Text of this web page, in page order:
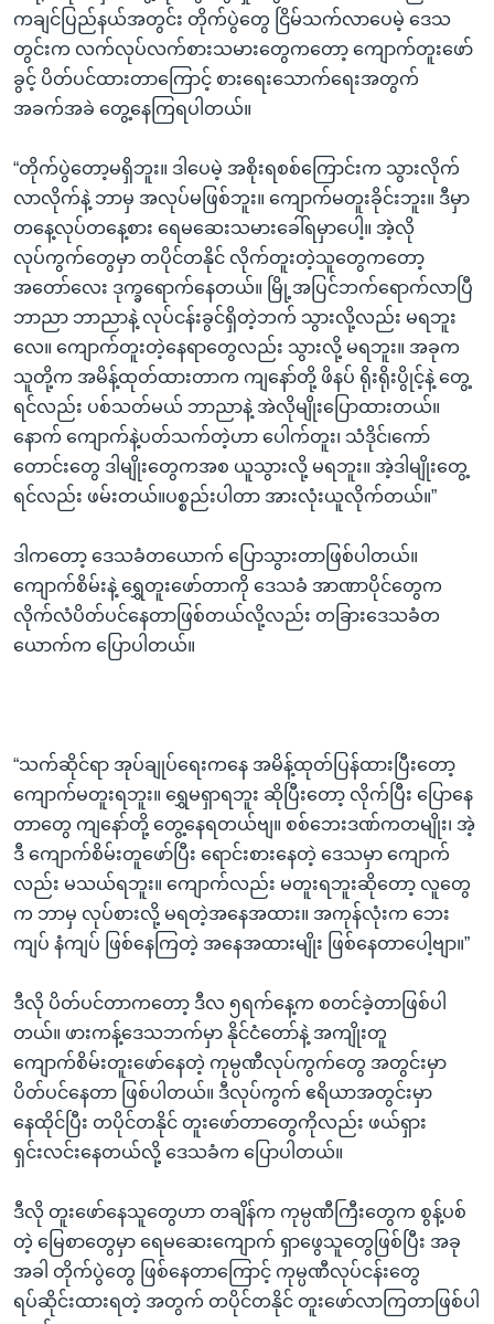
ကချင်ပြည်နယ်အတွင်း တိုက်ပွဲတွေ ငြိမ်သက်လာပေမဲ့ ဒေသ
တွင်းက လက်လုပ်လက်စားသမားတွေကတော့ ကျောက်တူးဖော်
ခွင့် ပိတ်ပင်ထားတာကြောင့် စားရေးသောက်ရေးအတွက်
အခက်အခဲ တွေ့နေကြရပါတယ်။
“တိုက်ပွဲတော့မရှိဘူး။ ဒါပေမဲ့ အစိုးရစစ်ကြောင်းက သွားလိုက်
လာလိုက်နဲ့ ဘာမှ အလုပ်မဖြစ်ဘူး။ ကျောက်မတူးခိုင်းဘူး။ ဒီမှာ
တနေ့လုပ်တနေ့စား ရေမဆေးသမားခေါ်ရမှာပေါ့။ အဲ့လို
လုပ်ကွက်တွေမှာ တပိုင်တနိုင် လိုက်တူးတဲ့သူတွေကတော့
အတော်လေး ဒုက္ခရောက်နေတယ်။ မြို့အပြင်ဘက်ရောက်လာပြီ
ဘာညာ ဘာညာနဲ့ လုပ်ငန်းခွင်ရှိတဲ့ဘက် သွားလို့လည်း မရဘူး
လေ။ ကျောက်တူးတဲ့နေရာတွေလည်း သွားလို့ မရဘူး။ အခုက
သူတို့က အမိန့်ထုတ်ထားတာက ကျနော်တို့ ဖိနပ် ရိုးရိုးပွိုင့်နဲ့ တွေ့
ရင်လည်း ပစ်သတ်မယ် ဘာညာနဲ့ အဲလိုမျိုးပြောထားတယ်။
နောက် ကျောက်နဲ့ပတ်သက်တဲ့ဟာ ပေါက်တူး၊ သံဒိုင်၊ကော်
တောင်းတွေ ဒါမျိုးတွေကအစ ယူသွားလို့ မရဘူး။ အဲ့ဒါမျိုးတွေ့
ရင်လည်း ဖမ်းတယ်။ပစ္စည်းပါတာ အားလုံးယူလိုက်တယ်။”
ဒါကတော့ ဒေသခံတယောက် ပြောသွားတာဖြစ်ပါတယ်။
ကျောက်စိမ်းနဲ့ ရွှေတူးဖော်တာကို ဒေသခံ အာဏာပိုင်တွေက
လိုက်လံပိတ်ပင်နေတာဖြစ်တယ်လို့လည်း တခြားဒေသခံတ
ယောက်က ပြောပါတယ်။
“သက်ဆိုင်ရာ အုပ်ချုပ်ရေးကနေ အမိန့်ထုတ်ပြန်ထားပြီးတော့
ကျောက်မတူးရဘူး။ ရွှေမရှာရဘူး ဆိုပြီးတော့ လိုက်ပြီး ပြောနေ
တာတွေ ကျနော်တို့ တွေ့နေရတယ်ဗျ။ စစ်ဘေးဒဏ်ကတမျိုး၊ အဲ့
ဒီ ကျောက်စိမ်းတူဖော်ပြီး ရောင်းစားနေတဲ့ ဒေသမှာ ကျောက်
လည်း မသယ်ရဘူး။ ကျောက်လည်း မတူးရဘူးဆိုတော့ လူတွေ
က ဘာမှ လုပ်စားလို့ မရတဲ့အနေအထား။ အကုန်လုံးက ဘေး
ကျပ် နံကျပ် ဖြစ်နေကြတဲ့ အနေအထားမျိုး ဖြစ်နေတာပေါ့ဗျာ။”
ဒီလို ပိတ်ပင်တာကတော့ ဒီလ ၅ရက်နေ့က စတင်ခဲ့တာဖြစ်ပါ
တယ်။ ဖားကန့်ဒေသဘက်မှာ နိုင်ငံတော်နဲ့ အကျိုးတူ
ကျောက်စိမ်းတူးဖော်နေတဲ့ ကုမ္ပဏီလုပ်ကွက်တွေ အတွင်းမှာ
ပိတ်ပင်နေတာ ဖြစ်ပါတယ်။ ဒီလုပ်ကွက် ဧရိယာအတွင်းမှာ
နေထိုင်ပြီး တပိုင်တနိုင် တူးဖော်တာတွေကိုလည်း ဖယ်ရှား
ရှင်းလင်းနေတယ်လို့ ဒေသခံက ပြောပါတယ်။
ဒီလို တူးဖော်နေသူတွေဟာ တချိန်က ကုမ္ပဏီကြီးတွေက စွန့်ပစ်
တဲ့ မြေစာတွေမှာ ရေမဆေးကျောက် ရှာဖွေသူတွေဖြစ်ပြီး အခု
အခါ တိုက်ပွဲတွေ ဖြစ်နေတာကြောင့် ကုမ္ပဏီလုပ်ငန်းတွေ
ရပ်ဆိုင်းထားရတဲ့ အတွက် တပိုင်တနိုင် တူးဖော်လာကြတာဖြစ်ပါ